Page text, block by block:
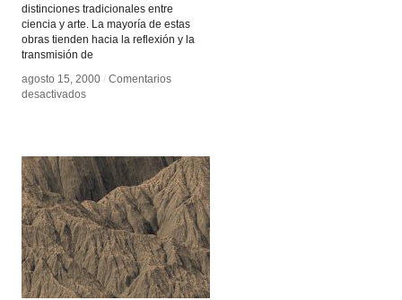
distinciones tradicionales entre
ciencia y arte. La mayoría de estas
obras tienden hacia la reflexión y la
transmisión de
agosto 15, 2000 / Comentarios
desactivadosen
agosto 15, 2000 / Comentarios
desactivadosen